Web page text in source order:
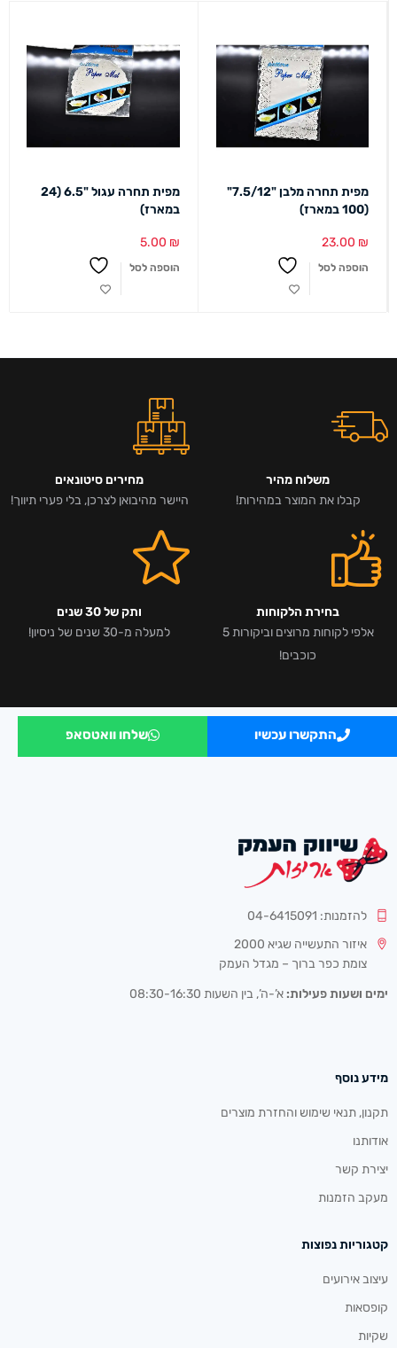
מפית תחרה מלבן "7.5/12"
(100 במארז)
23.00 ₪
הוספה לסל
מפית תחרה עגול "6.5 (24
במארז)
5.00 ₪
הוספה לסל
משלוח מהיר
קבלו את המוצר במהירות!
מחירים סיטונאים
היישר מהיבואן לצרכן, בלי פערי תיווך!
בחירת הלקוחות
אלפי לקוחות מרוצים וביקורות 5
כוכבים!
ותק של 30 שנים
למעלה מ-30 שנים של ניסיון!
התקשרו עכשיו שלחו וואטסאפ
להזמנות: 04-6415091
איזור התעשייה שגיא 2000
צומת כפר ברוך – מגדל העמק
ימים ושעות פעילות: א’-ה’, בין השעות 08:30-16:30
מידע נוסף
תקנון, תנאי שימוש והחזרת מוצרים
אודותנו
יצירת קשר
מעקב הזמנות
קטגוריות נפוצות
עיצוב אירועים
קופסאות
שקיות